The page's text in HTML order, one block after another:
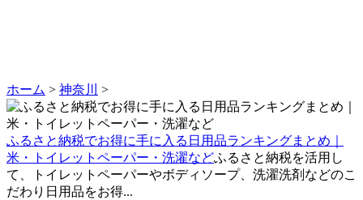
ホーム > 神奈川 >
ふるさと納税でお得に手に入る日用品ランキングまとめ｜
米・トイレットペーパー・洗濯などふるさと納税を活用し
て、トイレットペーパーやボディソープ、洗濯洗剤などのこ
だわり日用品をお得...